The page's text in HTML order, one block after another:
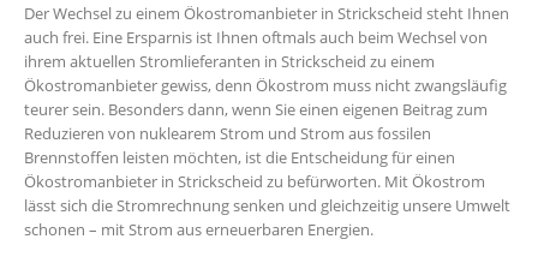
Der Wechsel zu einem Ökostromanbieter in Strickscheid steht Ihnen
auch frei. Eine Ersparnis ist Ihnen oftmals auch beim Wechsel von
ihrem aktuellen Stromlieferanten in Strickscheid zu einem
Ökostromanbieter gewiss, denn Ökostrom muss nicht zwangsläufig
teurer sein. Besonders dann, wenn Sie einen eigenen Beitrag zum
Reduzieren von nuklearem Strom und Strom aus fossilen
Brennstoffen leisten möchten, ist die Entscheidung für einen
Ökostromanbieter in Strickscheid zu befürworten. Mit Ökostrom
lässt sich die Stromrechnung senken und gleichzeitig unsere Umwelt
schonen – mit Strom aus erneuerbaren Energien.